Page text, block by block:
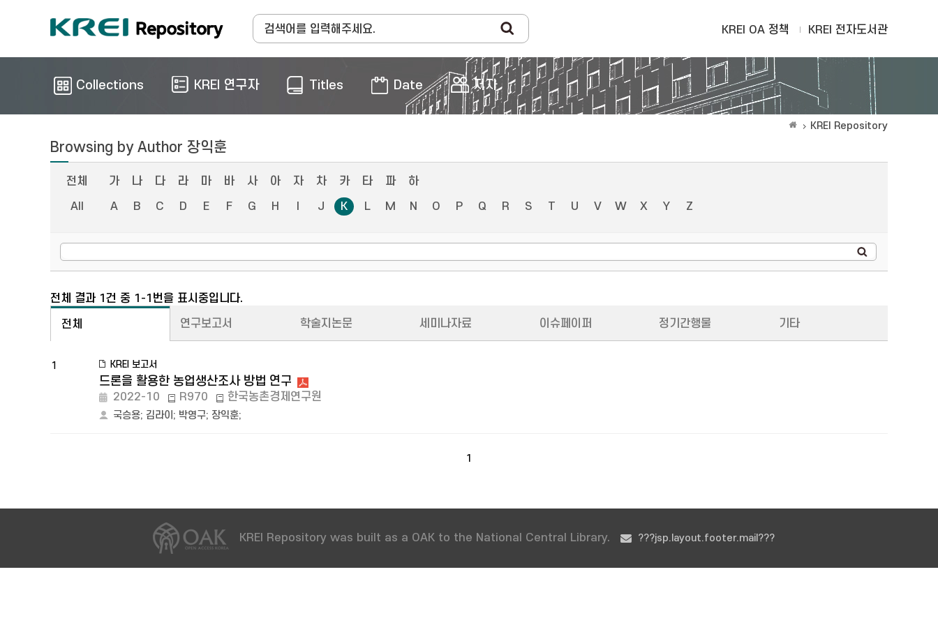
KREI OA 정책 KREI 전자도서관
Collections KREI 연구자 Titles Date 저자
KREI Repository
Browsing by Author 장익훈
전체 가 나 다 라 마 바 사 아 자 차 카 타 파
하
All
A B C D E F G H J K L M N O P Q R S T U V W X Y Z
전체 결과 1건 중 1-1번을 표시중입니다.
전체 연구보고서 학술지논문 세미나자료 이슈페이퍼 정기간행물 기타
1 KREI 보고서
드론을 활용한 농업생산조사 방법 연구
2022-10 R970 한국농촌경제연구원
국승용; 김라이 ; 박영구; 장익훈;
1
KREI Repository was built as a OAK to the National Central Library. ???jsp.layout.footer.mail???